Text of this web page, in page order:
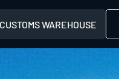
CUSTOMS WAREHOUSE